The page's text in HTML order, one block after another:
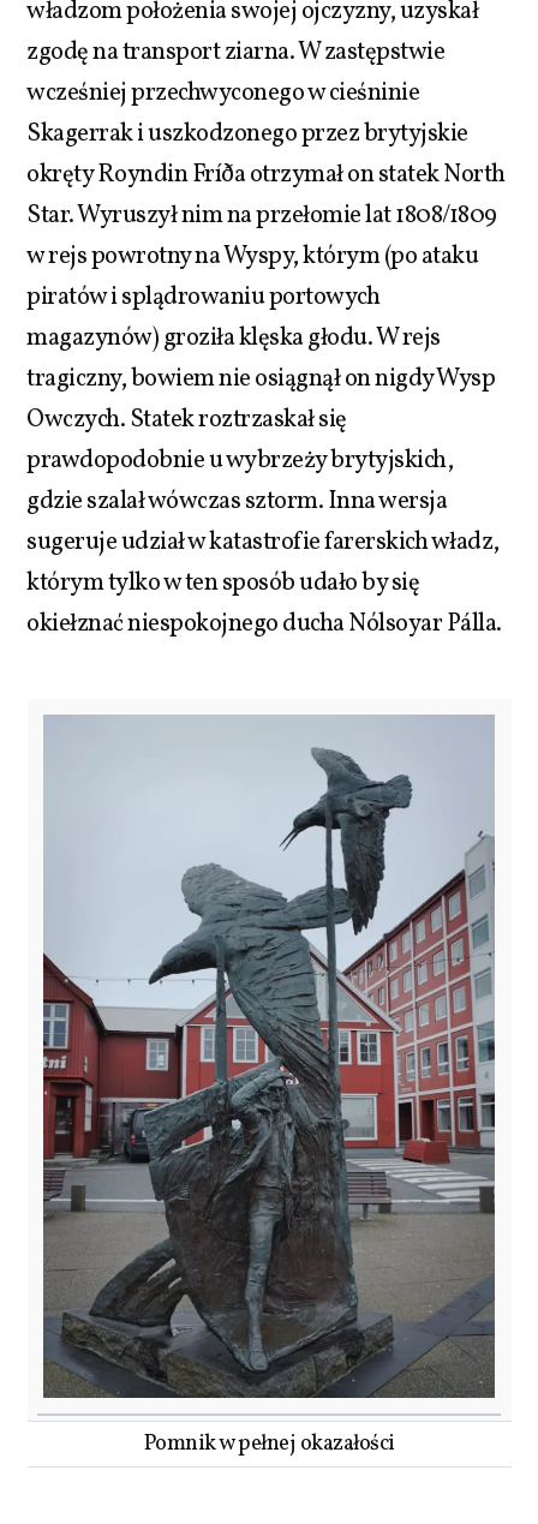
władzom położenia swojej ojczyzny, uzyskał
zgodę na transport ziarna. W zastępstwie
wcześniej przechwyconego w cieśninie
Skagerrak i uszkodzonego przez brytyjskie
okręty Royndin Fríða otrzymał on statek North
Star. Wyruszył nim na przełomie lat 1808/1809
w rejs powrotny na Wyspy, którym (po ataku
piratów i splądrowaniu portowych
magazynów) groziła klęska głodu. W rejs
tragiczny, bowiem nie osiągnął on nigdy Wysp
Owczych. Statek roztrzaskał się
prawdopodobnie u wybrzeży brytyjskich,
gdzie szalał wówczas sztorm. Inna wersja
sugeruje udział w katastrofie farerskich władz,
którym tylko w ten sposób udało by się
okiełznać niespokojnego ducha Nólsoyar Pálla.
Pomnik w pełnej okazałości